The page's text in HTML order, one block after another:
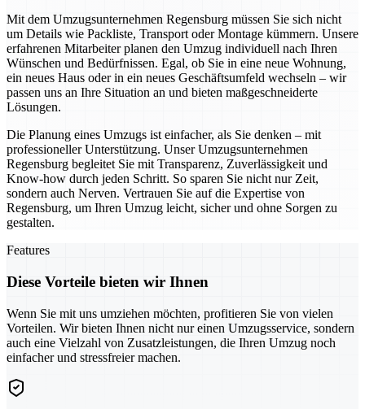
Mit dem Umzugsunternehmen Regensburg müssen Sie sich nicht
um Details wie Packliste, Transport oder Montage kümmern. Unsere
erfahrenen Mitarbeiter planen den Umzug individuell nach Ihren
Wünschen und Bedürfnissen. Egal, ob Sie in eine neue Wohnung,
ein neues Haus oder in ein neues Geschäftsumfeld wechseln – wir
passen uns an Ihre Situation an und bieten maßgeschneiderte
Lösungen.
Die Planung eines Umzugs ist einfacher, als Sie denken – mit
professioneller Unterstützung. Unser Umzugsunternehmen
Regensburg begleitet Sie mit Transparenz, Zuverlässigkeit und
Know-how durch jeden Schritt. So sparen Sie nicht nur Zeit,
sondern auch Nerven. Vertrauen Sie auf die Expertise von
Regensburg, um Ihren Umzug leicht, sicher und ohne Sorgen zu
gestalten.
Features
Diese Vorteile bieten wir Ihnen
Wenn Sie mit uns umziehen möchten, profitieren Sie von vielen
Vorteilen. Wir bieten Ihnen nicht nur einen Umzugsservice, sondern
auch eine Vielzahl von Zusatzleistungen, die Ihren Umzug noch
einfacher und stressfreier machen.